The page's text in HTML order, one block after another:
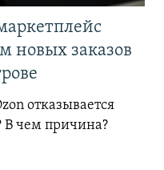
новых заказов
отказывается
В чем причина?